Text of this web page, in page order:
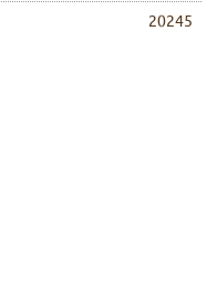
20245